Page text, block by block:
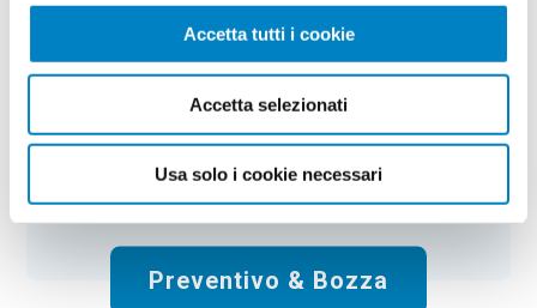
Accetta tutti i cookie
Accetta selezionati
Usa solo i cookie necessari
Il prezzo non include la stampa
Spese di spedizione: Gratis
Totale: €176.00+ IVA
Preventivo & Bozza